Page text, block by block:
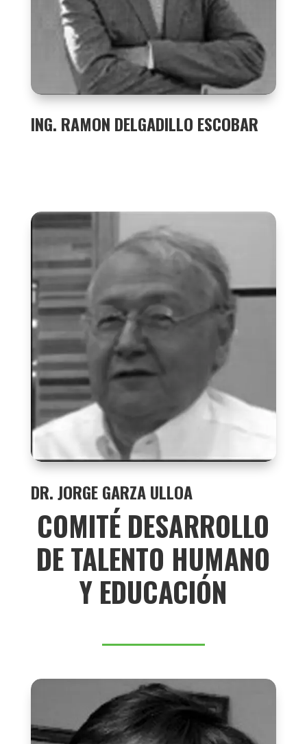
ING. RAMON DELGADILLO ESCOBAR
DR. JORGE GARZA ULLOA
COMITÉ DESARROLLO
DE TALENTO HUMANO
Y EDUCACIÓN